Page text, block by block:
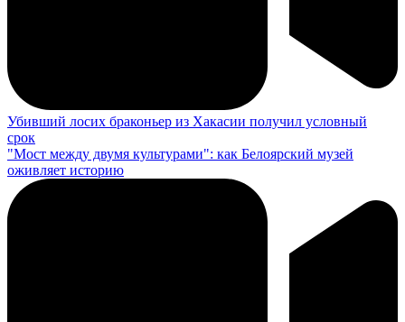
Убивший лосих браконьер из Хакасии получил условный
срок
"Мост между двумя культурами": как Белоярский музей
оживляет историю